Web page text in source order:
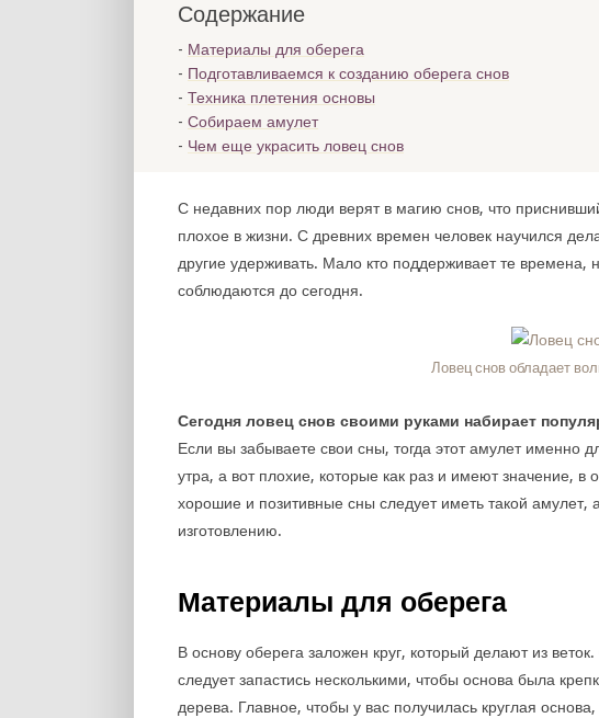
Содержание
Материалы для оберега
Подготавливаемся к созданию оберега снов
Техника плетения основы
Собираем амулет
Чем еще украсить ловец снов
С недавних пор люди верят в магию снов, что
плохое в жизни. С древних времен человек научился
другие удерживать. Мало кто поддерживает те времена,
соблюдаются до сегодня.
Ловец снов обладает
Сегодня ловец снов своими руками набирает
Если вы забываете свои сны, тогда этот амулет именно
утра, а вот плохие, которые как раз и имеют значение, в
хорошие и позитивные сны следует иметь такой
изготовлению.
Материалы для оберега
В основу оберега заложен круг, который делают из
следует запастись несколькими, чтобы основа была
дерева. Главное, чтобы у вас получилась круглая